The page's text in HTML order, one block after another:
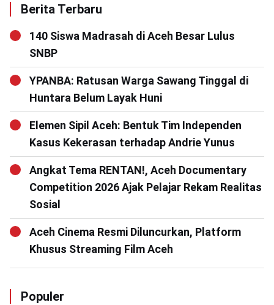
Berita Terbaru
140 Siswa Madrasah di Aceh Besar Lulus
SNBP
YPANBA: Ratusan Warga Sawang Tinggal di
Huntara Belum Layak Huni
Elemen Sipil Aceh: Bentuk Tim Independen
Kasus Kekerasan terhadap Andrie Yunus
Angkat Tema RENTAN!, Aceh Documentary
Competition 2026 Ajak Pelajar Rekam Realitas
Sosial
Aceh Cinema Resmi Diluncurkan, Platform
Khusus Streaming Film Aceh
Populer